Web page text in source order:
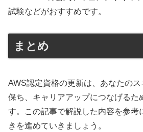
試験などがおすすめです。
まとめ
AWS認定資格の更新は、あなたの
保ち、キャリアアップにつなげるた
す。この記事で解説した内容を参考
きを進めていきましょう。